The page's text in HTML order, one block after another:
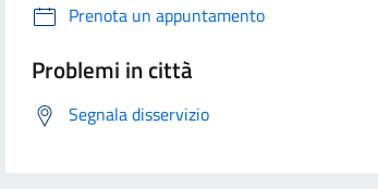
Prenota un appuntamento
Problemi in città
Segnala disservizio